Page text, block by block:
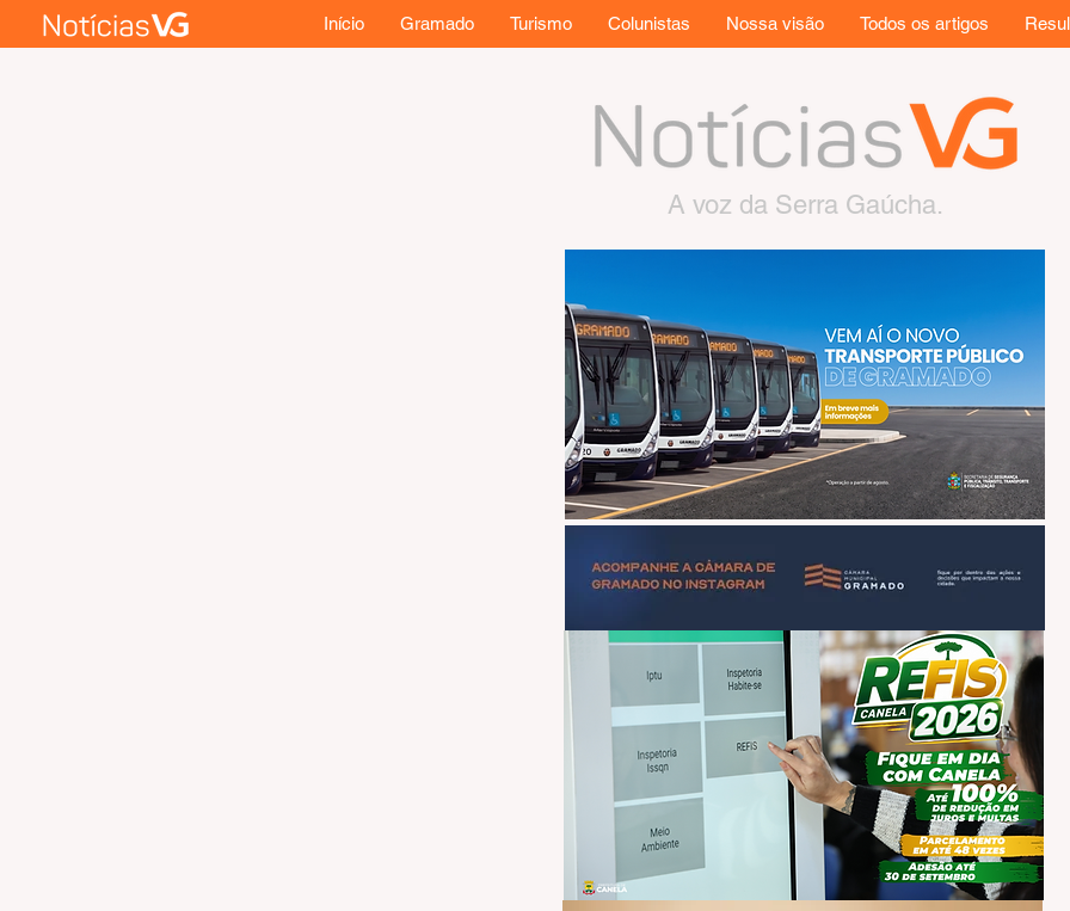
Início Gramado Turismo Colunistas Nossa visão Todos os artigos
A voz da Serra Gaúcha.